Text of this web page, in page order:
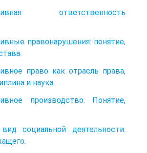
ответственность
правонарушения: понятие,
право как отрасль права,
и наука.
производство. Понятие,
социальной деятельности.